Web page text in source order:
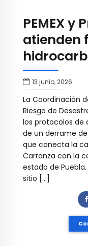
PEMEX y
atienden
13 junio, 2026
La Coordinación
Riesgo de
los protocolos de
de un derrame
que conecta la
Carranza con la
estado de
sitio […]